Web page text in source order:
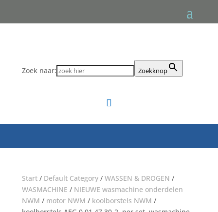
Zoek naar: Zoekknop

Start/ Default Category/ WASSEN & DROGEN /
WASMACHINE / NIEUWE wasmachine onderdelen
NWM / motor NWM / koolborstels NWM /